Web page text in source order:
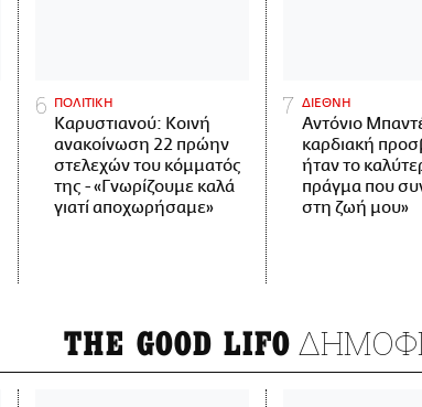
ΠΟΛΙΤΙΚΗ
Καρυστιανού: Κοινή
ανακοίνωση 22 πρώην
στελεχών του κόμματός
της - «Γνωρίζουμε καλά
γιατί αποχωρήσαμε»
ΔΙΕΘΝΗ
Αντόνιο
καρδιακή
ήταν το
πράγμα που
στη ζωή μου»
THE GOOD LIFO